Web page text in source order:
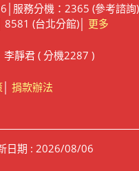
服務分機：2365 (參考諮詢)│
(台北分館)│ 更多
靜君 ( 分機2287 )
│ 捐款辦法
日期 : 2026/08/06